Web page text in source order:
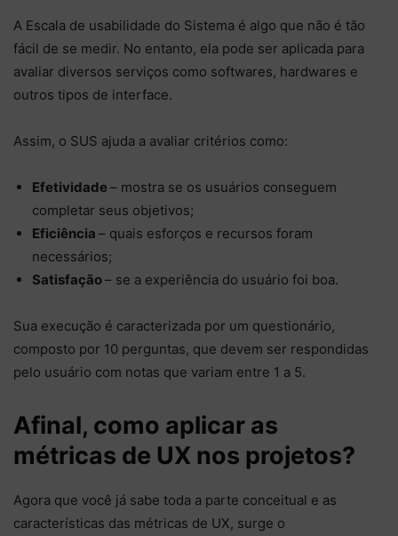
A Escala de usabilidade do Sistema é algo que não é tão
fácil de se medir. No entanto, ela pode ser aplicada para
avaliar diversos serviços como softwares, hardwares e
outros tipos de interface.
Assim, o SUS ajuda a avaliar critérios como:
Efetividade – mostra se os usuários conseguem
completar seus objetivos;
Eficiência – quais esforços e recursos foram
necessários;
Satisfação– se a experiência do usuário foi boa.
Sua execução é caracterizada por um questionário,
composto por 10 perguntas, que devem ser respondidas
pelo usuário com notas que variam entre 1 a 5.
Afinal, como aplicar as
métricas de UX nos projetos?
Agora que você já sabe toda a parte conceitual e as
características das métricas de UX, surge o